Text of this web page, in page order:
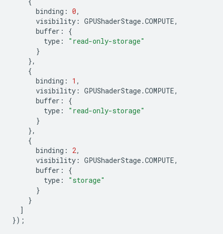
binding : 0,
visibility : GPUShaderStage.COMPUTE,
buffer :
{
type :
"read-only-storage"
}
},
{
binding : 1 ,
visibility : GPUShaderStage.COMPUTE,
buffer :
{
type :
"read-only-storage"
}
},
{
binding : 2,
visibility : GPUShaderStage.COMPUTE,
buffer :
{
type :
"storage"
}
}
]
});